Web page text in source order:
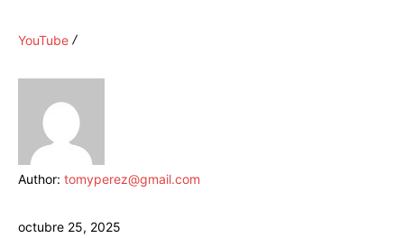
YouTube
Author: tomyperez@gmail.com
octubre 25, 2025